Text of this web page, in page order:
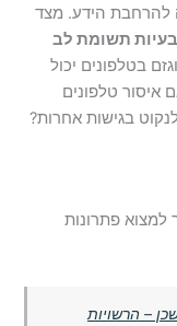
להרחבת הידע. מצד
בעיות תשומת לב
בטלפונים יכול
איסור טלפונים
בגישות אחרות?
פתרונות
– הרשויות